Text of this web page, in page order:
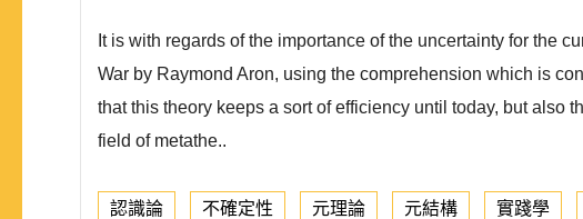
It is with regards of the importance of the uncertainty for the
War by Raymond Aron, using the comprehension which is
that this theory keeps a sort of efficiency until today, but also
field of metathe..
認識論 不確定性 元理論 元結構 實踐學